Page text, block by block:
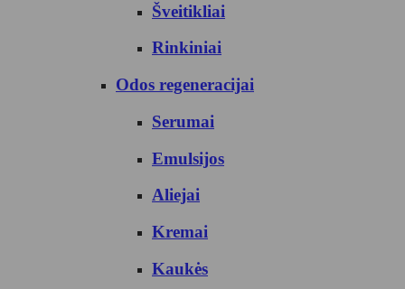
Šveitikliai
Rinkiniai
Odos regeneracijai
Serumai
Emulsijos
Aliejai
Kremai
Kaukės